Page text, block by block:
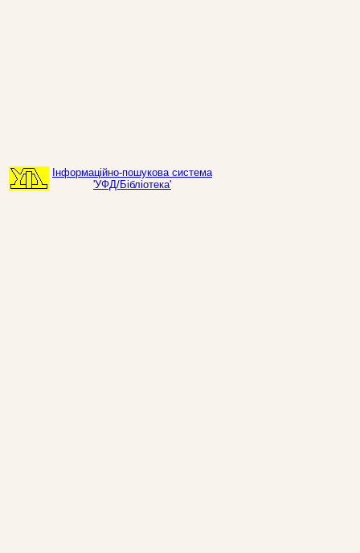
Інформаційно-пошукова система
'УФД/Бібліотека'